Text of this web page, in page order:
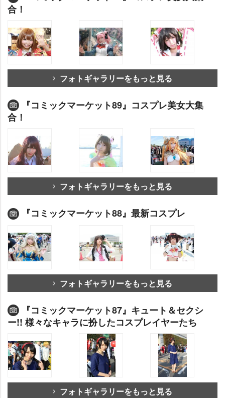
合！
フォトギャラリーをもっと見る
『コミックマーケット89』コスプレ美女大集
合！
フォトギャラリーをもっと見る
『コミックマーケット88』最新コスプレ
フォトギャラリーをもっと見る
『コミックマーケット87』キュート＆セクシ
ー!! 様々なキャラに扮したコスプレイヤーたち
フォトギャラリーをもっと見る